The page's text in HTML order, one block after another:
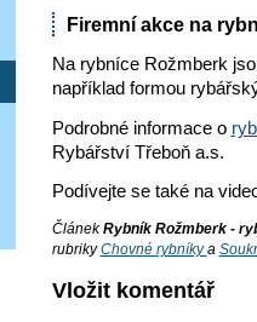
Firemní akce na
Na rybníce Rožmberk
například formou
Podrobné informace o
Rybářství Třeboň a.s.
Podívejte se také na
ČlánekRybník Rožmberk -
rubrikyChovné rybníkya
Vložit komentář